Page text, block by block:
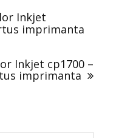
Inkjet
imprimanta
Inkjet cp1700 –
imprimanta